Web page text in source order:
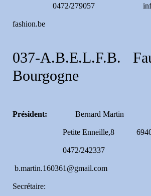
0472/279057
fashion.be
037-A.B.E.L.F.B.
Bourgogne
Président: Bernard Martin
Petite Enneille,8 6940
0472/242337
b.martin.160361@gmail.com
Secrétaire: